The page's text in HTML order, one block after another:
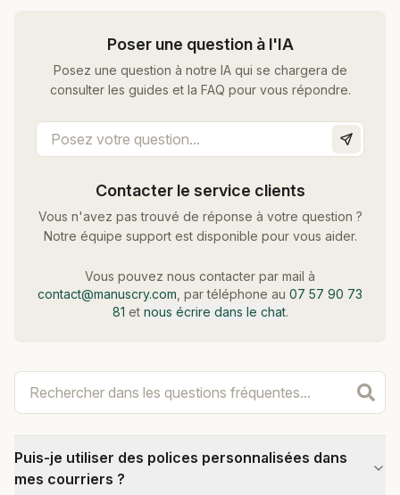
Poser une question à l'IA
Posez une question à notre IA qui se chargera de
consulter les guides et la FAQ pour vous répondre.
Contacter le service clients
Vous n'avez pas trouvé de réponse à votre question ?
Notre équipe support est disponible pour vous aider.
Vous pouvez nous contacter par mail à
contact@manuscry.com , par téléphone au 07 57 90 73
81 et nous écrire dans le chat.
Puis-je utiliser des polices personnalisées dans
mes courriers ?